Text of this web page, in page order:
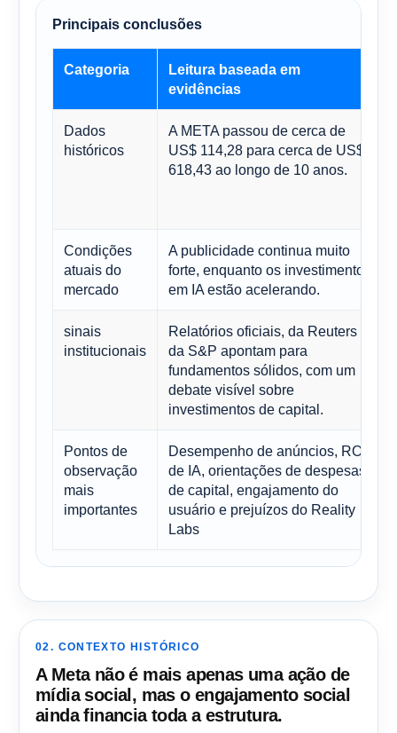
Principais conclusões
Categoria
Leitura baseada em
evidências
Dados
históricos
A META passou de cerca de
US$ 114,28 para cerca de US$
618,43 ao longo de 10 anos.
Condições
atuais do
mercado
A publicidade continua muito
forte, enquanto os investimentos
em IA estão acelerando.
sinais
institucionais
Relatórios oficiais, da Reuters e
da S&P apontam para
fundamentos sólidos, com um
debate visível sobre
investimentos de capital.
Pontos de
observação
mais
importantes
Desempenho de anúncios, ROI
de IA, orientações de despesas
de capital, engajamento do
usuário e prejuízos do Reality
Labs
02. CONTEXTO HISTÓRICO
A Meta não é mais apenas uma ação de
mídia social, mas o engajamento social
ainda financia toda a estrutura.